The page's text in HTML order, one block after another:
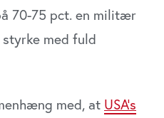
70-75 pct. en militær
med fuld
med, at USA’s